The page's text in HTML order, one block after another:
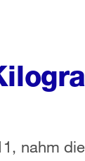
nahm